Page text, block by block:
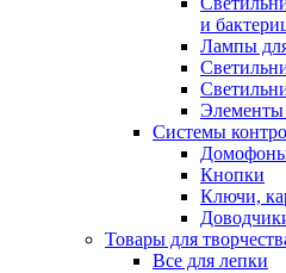
и
Лампы
Элементы
Системы
Кнопки
Ключи,
Товары для
Все для лепки